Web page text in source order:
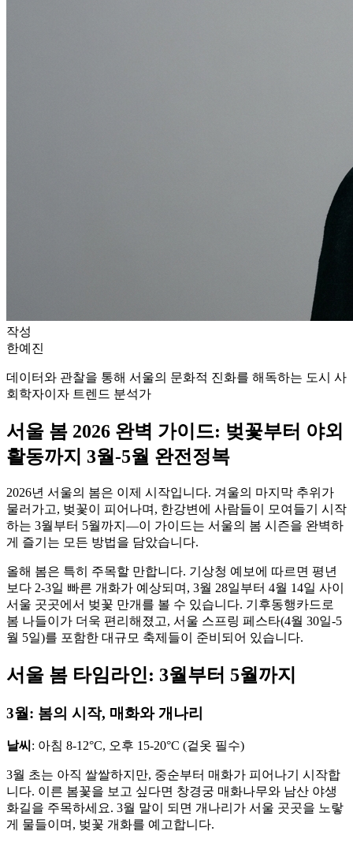
작성
한예진
데이터와 관찰을 통해 서울의 문화적 진화를 해독하는 도시 사
회학자이자 트렌드 분석가
서울 봄 2026 완벽 가이드: 벚꽃부터 야외
활동까지 3월-5월 완전정복
2026년 서울의 봄은 이제 시작입니다. 겨울의 마지막 추위가
물러가고, 벚꽃이 피어나며, 한강변에 사람들이 모여들기 시작
하는 3월부터 5월까지—이 가이드는 서울의 봄 시즌을 완벽하
게 즐기는 모든 방법을 담았습니다.
올해 봄은 특히 주목할 만합니다. 기상청 예보에 따르면 평년
보다 2-3일 빠른 개화가 예상되며, 3월 28일부터 4월 14일 사이
서울 곳곳에서 벚꽃 만개를 볼 수 있습니다. 기후동행카드로
봄 나들이가 더욱 편리해졌고, 서울 스프링 페스타(4월 30일-5
월 5일)를 포함한 대규모 축제들이 준비되어 있습니다.
서울 봄 타임라인: 3월부터 5월까지
3월: 봄의 시작, 매화와 개나리
날씨 : 아침 8-12°C, 오후 15-20°C (겉옷 필수)
3월 초는 아직 쌀쌀하지만, 중순부터 매화가 피어나기 시작합
니다. 이른 봄꽃을 보고 싶다면 창경궁 매화나무와 남산 야생
화길을 주목하세요. 3월 말이 되면 개나리가 서울 곳곳을 노랗
게 물들이며, 벚꽃 개화를 예고합니다.